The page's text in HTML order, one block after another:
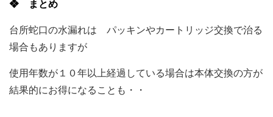
❖ まとめ
台所蛇口の水漏れは パッキンやカートリッジ交換で治る
場合もありますが
使用年数が１０年以上経過している場合は本体交換の方が
結果的にお得になることも・・